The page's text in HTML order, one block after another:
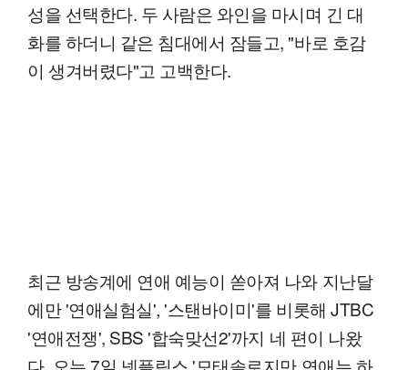
성을 선택한다. 두 사람은 와인을 마시며 긴 대
화를 하더니 같은 침대에서 잠들고, "바로 호감
이 생겨버렸다"고 고백한다.
최근 방송계에 연애 예능이 쏟아져 나와 지난달
에만 '연애실험실', '스탠바이미'를 비롯해 JTBC
'연애전쟁', SBS '합숙맞선2'까지 네 편이 나왔
다. 오는 7일 넷플릭스 '모태솔로지만 연애는 하